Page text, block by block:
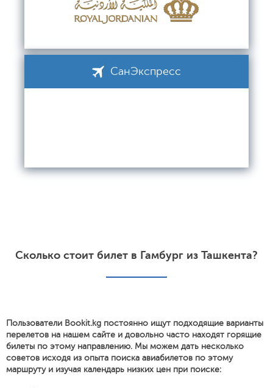
СанЭкспресс
Сколько стоит билет в Гамбург из Ташкента?
Пользователи Bookit.kg постоянно ищут подходящие варианты
перелетов на нашем сайте и довольно часто находят горящие
билеты по этому направлению. Мы можем дать несколько
советов исходя из опыта поиска авиабилетов по этому
маршруту и изучая календарь низких цен при поиске: